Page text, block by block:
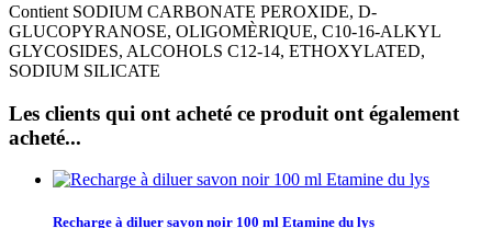
Contient SODIUM CARBONATE PEROXIDE, D-
GLUCOPYRANOSE, OLIGOMÈRIQUE, C10-16-ALKYL
GLYCOSIDES, ALCOHOLS C12-14, ETHOXYLATED,
SODIUM SILICATE
Les clients qui ont acheté ce produit ont également
acheté...
Recharge à diluer savon noir 100 ml Etamine du lys